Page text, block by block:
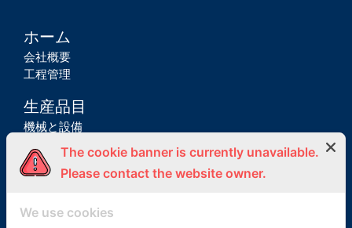
ホーム
会社概要
工程管理
生産品目
機械と設備
製品
品質マネージメントシステム
The cookie banner is currently unavailable.
Please contact the website owner.
We use cookies